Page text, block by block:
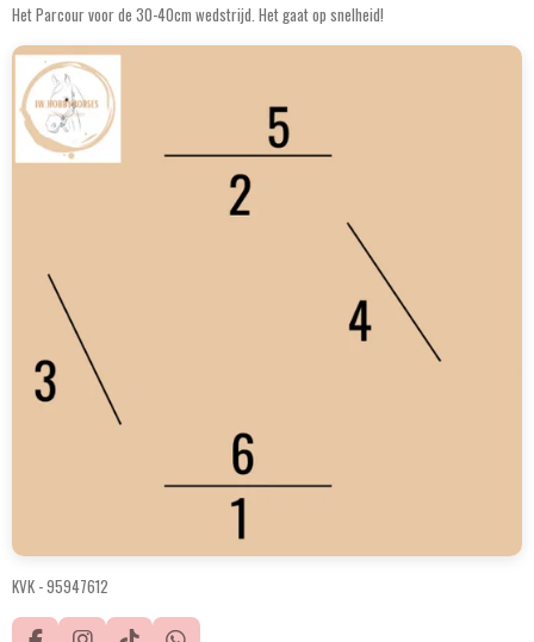
Het Parcour voor de 30-40cm wedstrijd. Het gaat op snelheid!
KVK -95947612